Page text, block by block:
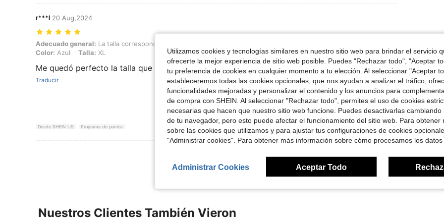
r***l 20 Aug,2024
Adecuado general: La talla corresponde, Altura: 155 cm / 61 in, Peso: 55 kg / 121 lbs, Cintura: 69 cm / 27 in, Color: Azul, Talla: XL
Adecuado general: La talla corresponde
Color: Azul Talla: XL
Me quedó perfecto la talla que corresponde y si abriga bastante
Traducir
Desde SHEIN US Programa de puntos Útil (4)
Nuestros Clientes También Vieron
Utilizamos cookies y tecnologías similares en nuestro sitio web para brindar el servicio
ofrecerte la mejor experiencia de sitio web posible. Puedes "Rechazar todo", "Aceptar
tu preferencia de cookies en cualquier momento a tu elección. Al seleccionar "Aceptar
estableceremos todas las cookies opcionales, que nos ayudan a analizar el tráfico,
funcionalidades mejoradas y personalizar el contenido y los anuncios para
de compra con SHEIN. Al seleccionar "Rechazar todo", permites el uso de cookies
necesarias que hacen que nuestro sitio web funcione. Puedes desactivarlas cambiando
de tu navegador, pero esto puede afectar el funcionamiento del sitio web. Para obtener
sobre las cookies que utilizamos y para ajustar tus configuraciones de cookies
"Administrar cookies". Para obtener más información sobre cómo procesamos los datos
Administrar Cookies Aceptar Todo